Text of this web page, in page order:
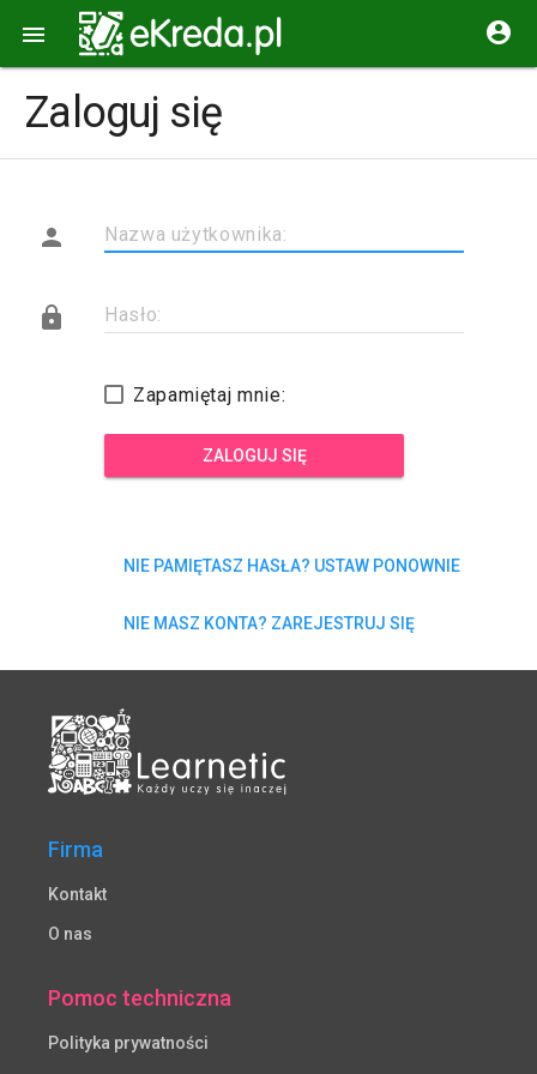


Zaloguj się
 Nazwa użytkownika:
 Hasło:
Zapamiętaj mnie:
ZALOGUJ SIĘ
NIE PAMIĘTASZ HASŁA? USTAW PONOWNIE
NIE MASZ KONTA? ZAREJESTRUJ SIĘ
Firma
Kontakt
O nas
Pomoc techniczna
Polityka prywatności